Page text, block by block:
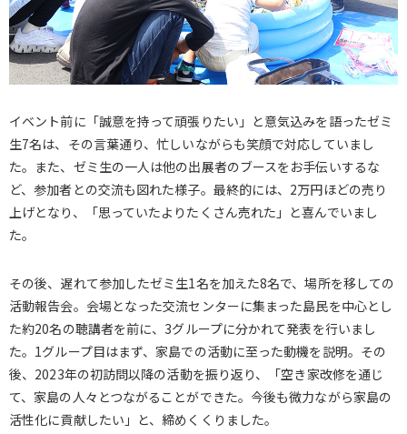
イベント前に「誠意を持って頑張りたい」と意気込みを語ったゼミ
生7名は、その言葉通り、忙しいながらも笑顔で対応していまし
た。また、ゼミ生の一人は他の出展者のブースをお手伝いするな
ど、参加者との交流も図れた様子。最終的には、2万円ほどの売り
上げとなり、「思っていたよりたくさん売れた」と喜んでいまし
た。
その後、遅れて参加したゼミ生1名を加えた8名で、場所を移しての
活動報告会。会場となった交流センターに集まった島民を中心とし
た約20名の聴講者を前に、3グループに分かれて発表を行いまし
た。1グループ目はまず、家島での活動に至った動機を説明。その
後、2023年の初訪問以降の活動を振り返り、「空き家改修を通じ
て、家島の人々とつながることができた。今後も微力ながら家島の
活性化に貢献したい」と、締めくくりました。